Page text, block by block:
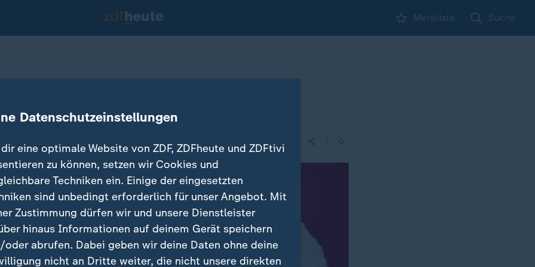
Merkliste Suche
Bitcoin
Datenschutzeinstellungen
eine optimale Website von ZDF, ZDFheute und ZDFtivi
zu können, setzen wir Cookies und
Techniken ein. Einige der eingesetzten
sind unbedingt erforderlich für unser Angebot. Mit
Zustimmung dürfen wir und unsere Dienstleister
hinaus Informationen auf deinem Gerät speichern
oder abrufen. Dabei geben wir deine Daten ohne deine
nicht an Dritte weiter, die nicht unsere direkten